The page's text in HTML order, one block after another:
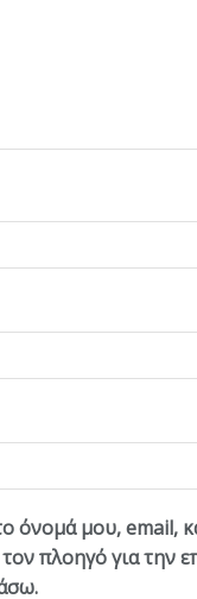
όνομά μου, email,
πλοηγό για την